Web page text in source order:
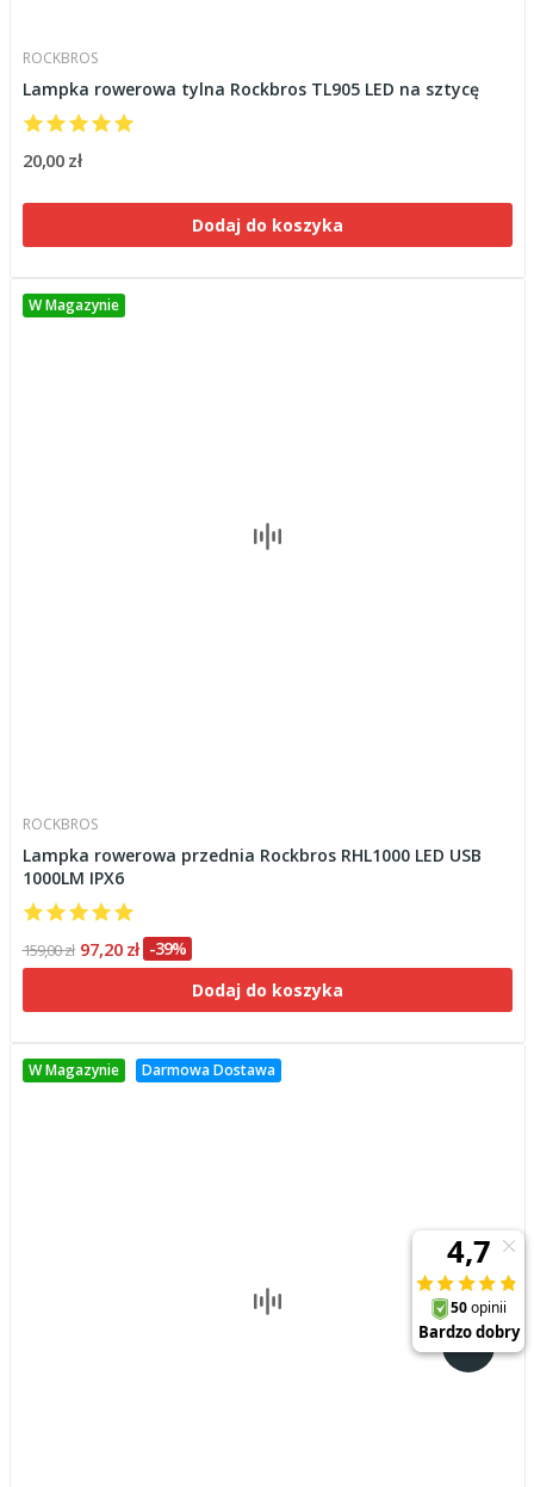
ROCKBROS
Lampka rowerowa tylna Rockbros TL905 LED na sztycę
20,00 zł
Dodaj do koszyka
W Magazynie
ROCKBROS
Lampka rowerowa przednia Rockbros RHL1000 LED USB
1000LM IPX6
159,00 zł 97,20 zł -39%
Dodaj do koszyka
W Magazynie Darmowa Dostawa